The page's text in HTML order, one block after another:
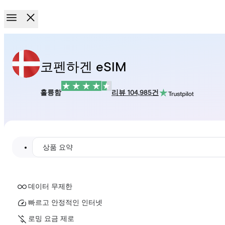
코펜하겐 eSIM
훌륭함 리뷰 104,985건
상품 요약
데이터 무제한
빠르고 안정적인 인터넷
로밍 요금 제로